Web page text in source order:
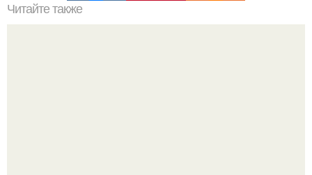
Читайте также